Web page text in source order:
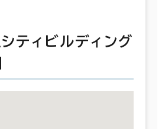
ティビルディング